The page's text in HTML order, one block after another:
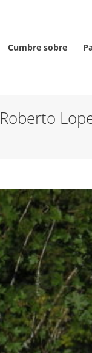
Cumbre sobre
Roberto